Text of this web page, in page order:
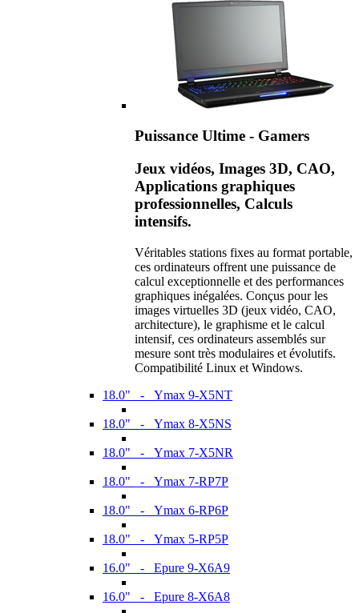
Puissance Ultime - Gamers
Jeux vidéos, Images 3D, CAO,
Applications graphiques
professionnelles, Calculs
intensifs.
Véritables stations fixes au format portable,
ces ordinateurs offrent une puissance de
calcul exceptionnelle et des performances
graphiques inégalées. Conçus pour les
images virtuelles 3D (jeux vidéo, CAO,
architecture), le graphisme et le calcul
intensif, ces ordinateurs assemblés sur
mesure sont très modulaires et évolutifs.
Compatibilité Linux et Windows.
18.0" - Ymax 9-X5NT
18.0" - Ymax 8-X5NS
18.0" - Ymax 7-X5NR
18.0" - Ymax 7-RP7P
18.0" - Ymax 6-RP6P
18.0" - Ymax 5-RP5P
16.0" - Epure 9-X6A9
16.0" - Epure 8-X6A8